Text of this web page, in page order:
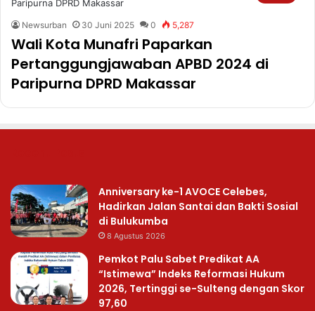
Newsurban 30 Juni 2025 0 5,287
Wali Kota Munafri Paparkan
Pertanggungjawaban APBD 2024 di
Paripurna DPRD Makassar
Anniversary ke-1 AVOCE Celebes,
Hadirkan Jalan Santai dan Bakti Sosial
di Bulukumba
8 Agustus 2026
Pemkot Palu Sabet Predikat AA
“Istimewa” Indeks Reformasi Hukum
2026, Tertinggi se-Sulteng dengan Skor
97,60